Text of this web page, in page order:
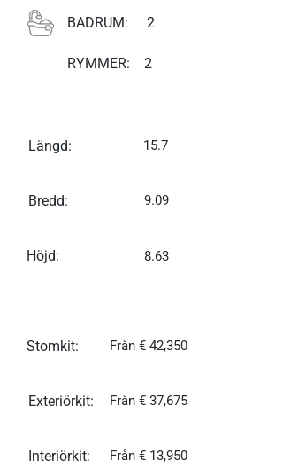
BADRUM: 2
RYMMER: 2
Längd: 15.7
Bredd: 9.09
Höjd: 8.63
Stomkit: Från € 42,350
Exteriörkit: Från € 37,675
Interiörkit: Från € 13,950